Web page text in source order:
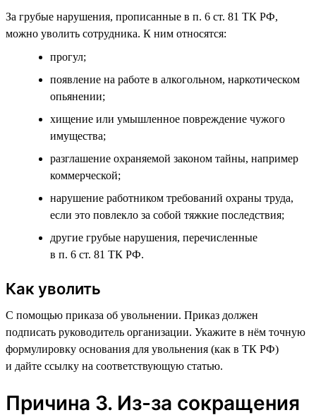
За грубые нарушения, прописанные в п. 6 ст. 81 ТК РФ,
можно уволить сотрудника. К ним относятся:
прогул;
появление на работе в алкогольном, наркотическом
опьянении;
хищение или умышленное повреждение чужого
имущества;
разглашение охраняемой законом тайны, например
коммерческой;
нарушение работником требований охраны труда,
если это повлекло за собой тяжкие последствия;
другие грубые нарушения, перечисленные
в п. 6 ст. 81 ТК РФ.
Как уволить
С помощью приказа об увольнении. Приказ должен
подписать руководитель организации. Укажите в нём точную
формулировку основания для увольнения (как в ТК РФ)
и дайте ссылку на соответствующую статью.
Причина 3. Из-за сокращения